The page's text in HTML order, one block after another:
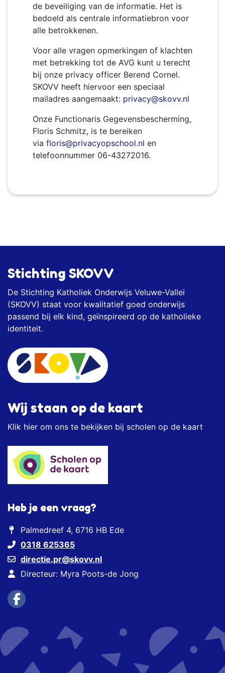
de beveiliging van de informatie. Het is
bedoeld als centrale informatiebron voor
alle betrokkenen.
Voor alle vragen opmerkingen of klachten
met betrekking tot de AVG kunt u terecht
bij onze privacy officer Berend Cornel.
SKOVV heeft hiervoor een speciaal
mailadres aangemaakt: privacy@skovv.nl
Onze Functionaris Gegevensbescherming,
Floris Schmitz, is te bereiken
via floris@privacyopschool.nl en
telefoonnummer 06-43272016.
Stichting SKOVV
De Stichting Katholiek Onderwijs Veluwe-Vallei
(SKOVV) staat voor kwalitatief goed onderwijs
passend bij elk kind, geïnspireerd op de katholieke
identiteit.
Wij staan op de kaart
Klik hier om ons te bekijken bij scholen op de kaart
Heb je een vraag?
Palmedreef 4, 6716 HB Ede
0318 625365
directie.pr@skovv.nl
Directeur: Myra Poots-de Jong